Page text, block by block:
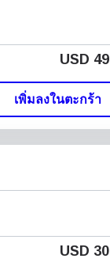
USD 49
เพิ่มลงในตะกร้า
USD 30